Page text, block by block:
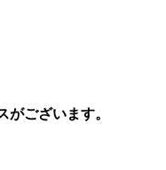
ございます。